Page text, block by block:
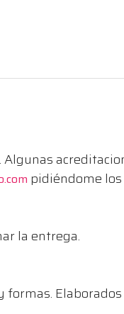
pidiéndome
la entrega.